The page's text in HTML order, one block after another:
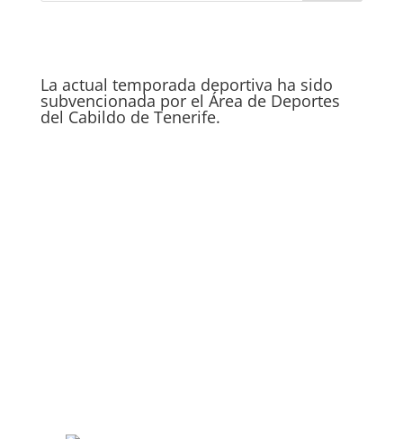
La actual temporada deportiva ha sido
subvencionada por el Área de Deportes
del Cabildo de Tenerife.